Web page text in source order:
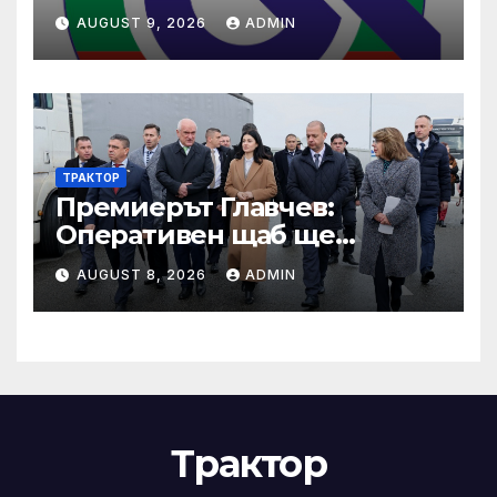
(НЗОК)
AUGUST 9, 2026 ADMIN
ТРАКТОР
Премиерът Главчев:
Оперативен щаб ще
реорганизира структурите
по границата, за да сме
готови за Шенген
AUGUST 8, 2026 ADMIN
Трактор